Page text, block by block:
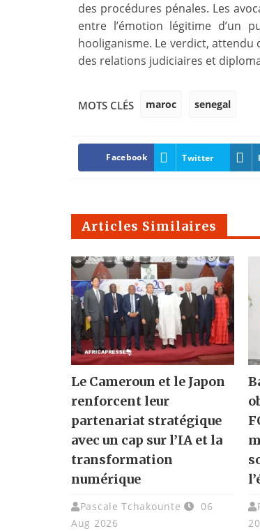
des procédures pénales. Les
entre l’émotion légitime d’un
hooliganisme. Le verdict,
des relations judiciaires et
MOTS CLÉS maroc senegal
Facebook Twitter
Articles Similaires
Le Cameroun et le Japon
renforcent leur
partenariat stratégique
avec un cap sur l’IA et la
transformation
numérique
Pascale Tchakounte
06
Aug 2026